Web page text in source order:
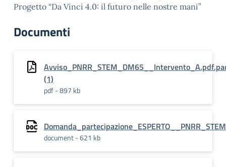
Progetto “Da Vinci 4.0: il futuro nelle nostre mani”
Documenti
(1)
pdf - 897 kb
document - 621 kb